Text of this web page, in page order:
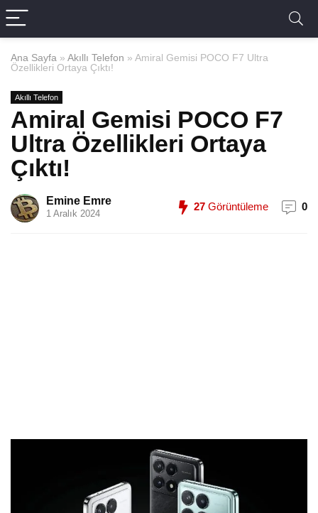
Ana Sayfa » Akıllı Telefon » Amiral Gemisi POCO F7 Ultra
Özellikleri Ortaya Çıktı!
Akıllı Telefon
Amiral Gemisi POCO F7
Ultra Özellikleri Ortaya
Çıktı!
Emine Emre
1 Aralık 2024
27 Görüntüleme 0